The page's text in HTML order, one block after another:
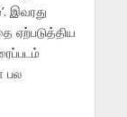
இவரது
ஏற்படுத்திய
பல